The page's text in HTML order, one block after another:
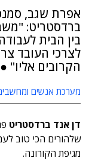
אפרת שגב,
ברדסטריט:
בין הבית
לצרכי העובד
הקרובים
מערכת אנשים
דן אנד ברדסטריט
שלהורים הכי טוב
מגיפת הקורונה.